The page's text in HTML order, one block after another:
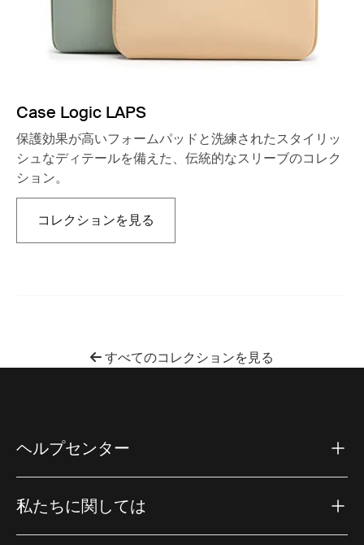
Case Logic LAPS
保護効果が高いフォームパッドと洗練されたスタイリッ
シュなディテールを備えた、伝統的なスリーブのコレク
ション。
コレクションを見る新しいタブで開きます
すべてのコレクションを見る
ヘルプセンター
私たちに関しては